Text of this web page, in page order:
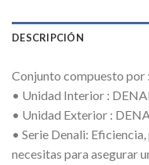
DESCRIPCIÓN
Conjunto compuesto por :
• Unidad Interior :
• Unidad Exterior :
• Serie Denali:
necesitas para asegurar